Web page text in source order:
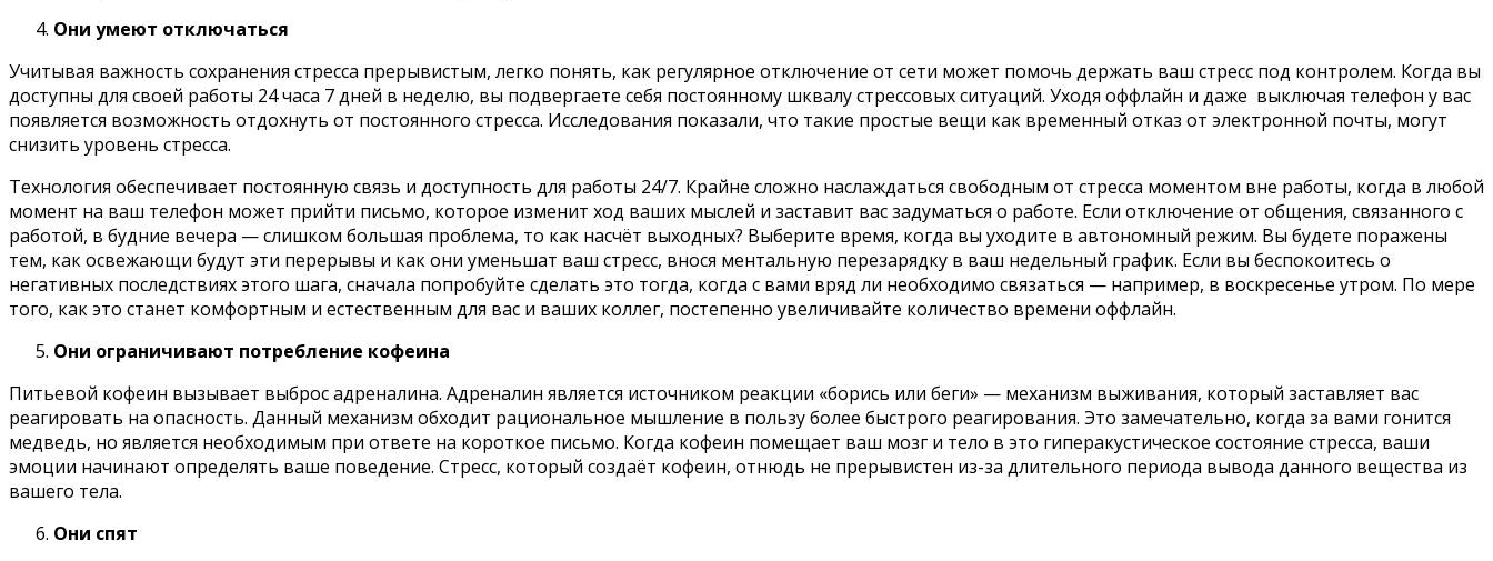
Они умеют отключаться
Учитывая важность сохранения стресса прерывистым, легко понять, как регулярное отключение от сети может помочь держать ваш стресс под контролем. Когда вы
доступны для своей работы 24 часа 7 дней в неделю, вы подвергаете себя постоянному шквалу стрессовых ситуаций. Уходя оффлайн и даже выключая телефон у вас
появляется возможность отдохнуть от постоянного стресса. Исследования показали, что такие простые вещи как временный отказ от электронной почты, могут
снизить уровень стресса.
Технология обеспечивает постоянную связь и доступность для работы 24/7. Крайне сложно наслаждаться свободным от стресса моментом вне работы, когда в любой
момент на ваш телефон может прийти письмо, которое изменит ход ваших мыслей и заставит вас задуматься о работе. Если отключение от общения, связанного с
работой, в будние вечера — слишком большая проблема, то как насчёт выходных? Выберите время, когда вы уходите в автономный режим. Вы будете поражены
тем, как освежающи будут эти перерывы и как они уменьшат ваш стресс, внося ментальную перезарядку в ваш недельный график. Если вы беспокоитесь о
негативных последствиях этого шага, сначала попробуйте сделать это тогда, когда с вами вряд ли необходимо связаться — например, в воскресенье утром. По мере
того, как это станет комфортным и естественным для вас и ваших коллег, постепенно увеличивайте количество времени оффлайн.
Они ограничивают потребление кофеина
Питьевой кофеин вызывает выброс адреналина. Адреналин является источником реакции «борись или беги» — механизм выживания, который заставляет вас
реагировать на опасность. Данный механизм обходит рациональное мышление в пользу более быстрого реагирования. Это замечательно, когда за вами гонится
медведь, но является необходимым при ответе на короткое письмо. Когда кофеин помещает ваш мозг и тело в это гиперакустическое состояние стресса, ваши
эмоции начинают определять ваше поведение. Стресс, который создаёт кофеин, отнюдь не прерывистен из-за длительного периода вывода данного вещества из
вашего тела.
Они спят